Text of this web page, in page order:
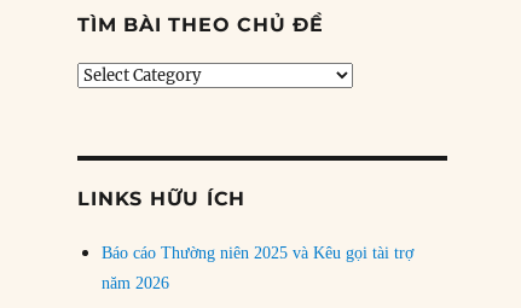
TÌM BÀI THEO CHỦ ĐỀ
Tìm
LINKS HỮU ÍCH
Báo cáo Thường niên 2025 và Kêu gọi tài trợ
năm 2026